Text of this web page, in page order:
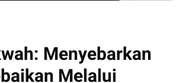
Menyebarkan
Melalui